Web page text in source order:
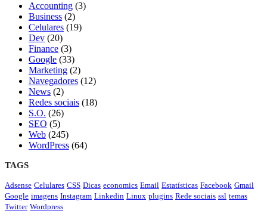
Accounting (3)
Business (2)
Celulares (19)
Dev (20)
Finance (3)
Google (33)
Marketing (2)
Navegadores (12)
News (2)
Redes sociais (18)
S.O. (26)
SEO (5)
Web (245)
WordPress (64)
TAGS
Adsense Celulares CSS Dicas economics Email Estatísticas Facebook Gmail
Google imagens Instagram Linkedin Linux plugins Rede sociais ssl temas
Twitter Wordpress